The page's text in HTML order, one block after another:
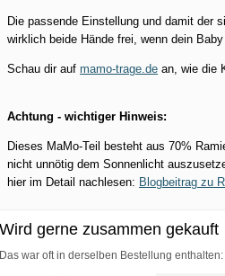
Die passende Einstellung und damit der
wirklich beide Hände frei, wenn dein
Schau dir auf mamo-trage.de an, wie die
Achtung - wichtiger Hinweis:
Dieses MaMo-Teil besteht aus 70%
nicht unnötig dem Sonnenlicht
hier im Detail nachlesen: Blogbeitrag zu
Wird gerne zusammen gekauft
Das war oft in derselben Bestellung enthalten: